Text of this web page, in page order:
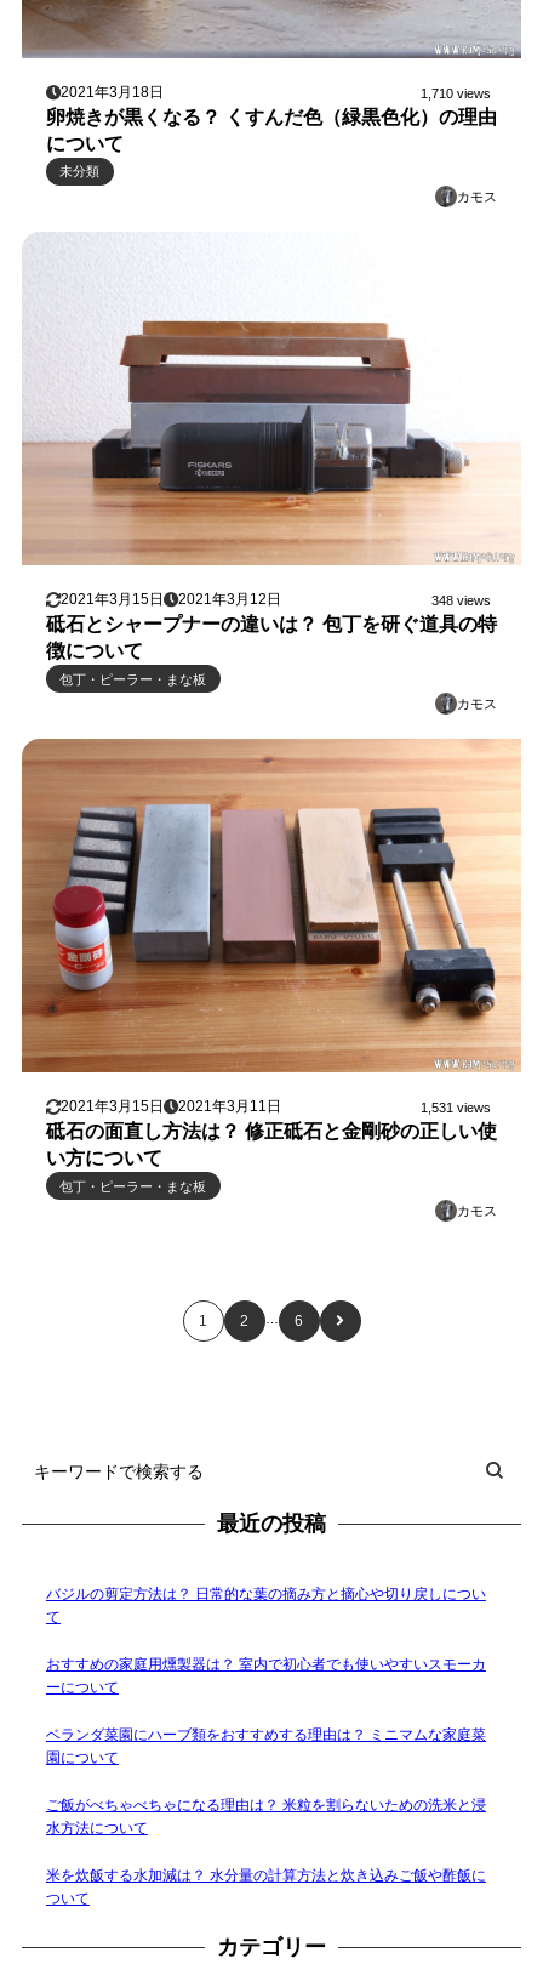
2021年3月18日 1,710 views
卵焼きが黒くなる？ くすんだ色（緑黒色化）の理由
について
未分類
カモス
2021年3月15日 2021年3月12日 348 views
砥石とシャープナーの違いは？ 包丁を研ぐ道具の特
徴について
包丁・ピーラー・まな板
カモス
2021年3月15日 2021年3月11日 1,531 views
砥石の面直し方法は？ 修正砥石と金剛砂の正しい使
い方について
包丁・ピーラー・まな板
カモス
1 2 … 6
最近の投稿
バジルの剪定方法は？ 日常的な葉の摘み方と摘心や切り戻しについ
て
おすすめの家庭用燻製器は？ 室内で初心者でも使いやすいスモーカ
ーについて
ベランダ菜園にハーブ類をおすすめする理由は？ ミニマムな家庭菜
園について
ご飯がべちゃべちゃになる理由は？ 米粒を割らないための洗米と浸
水方法について
米を炊飯する水加減は？ 水分量の計算方法と炊き込みご飯や酢飯に
ついて
カテゴリー